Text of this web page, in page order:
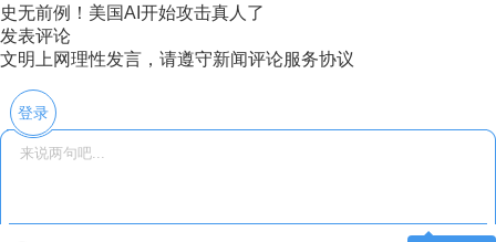
史无前例！美国AI开始攻击真人了
发表评论
文明上网理性发言，请遵守新闻评论服务协议
登录